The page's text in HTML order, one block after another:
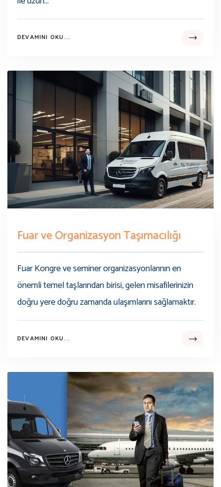
DEVAMINI OKU...
Fuar ve Organizasyon Taşımacılığı
Fuar Kongre ve seminer organizasyonlarının en
önemli temel taşlarından birisi, gelen misafilerinizin
doğru yere doğru zamanda ulaşımlarını sağlamaktır.
DEVAMINI OKU...